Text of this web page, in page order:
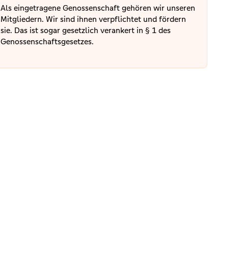
Als eingetragene Genossenschaft gehören wir unseren
Mitgliedern. Wir sind ihnen verpflichtet und fördern
sie. Das ist sogar gesetzlich verankert in § 1 des
Genossenschaftsgesetzes.